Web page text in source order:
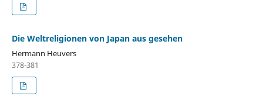
Die Weltreligionen von Japan aus gesehen
Hermann Heuvers
378-381